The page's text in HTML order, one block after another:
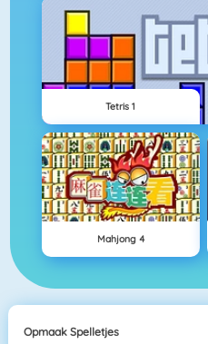
Tetris 1
Mahjong 4
Opmaak Spelletjes